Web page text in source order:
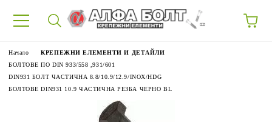
Начало
КРЕПЕЖНИ ЕЛЕМЕНТИ И ДЕТАЙЛИ
БОЛТОВЕ ПО DIN 933/558 ,931/601
DIN931 БОЛТ ЧАСТИЧНА 8.8/10.9/12.9/INOX/HDG
БОЛТОВЕ DIN931 10.9 ЧАСТИЧНА РЕЗБА ЧЕРНО BL